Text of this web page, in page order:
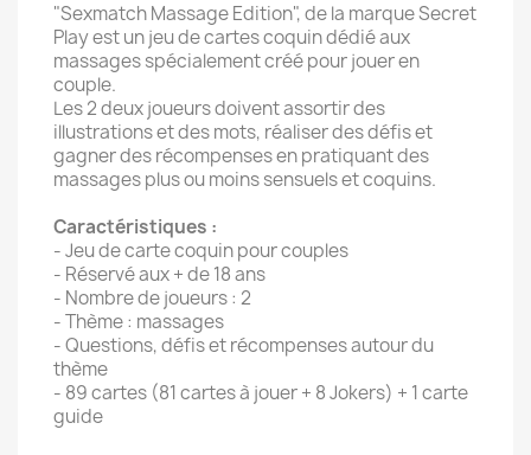
"Sexmatch Massage Edition", de la marque Secret
Play est un jeu de cartes coquin dédié aux
massages spécialement créé pour jouer en
couple.
Les 2 deux joueurs doivent assortir des
illustrations et des mots, réaliser des défis et
gagner des récompenses en pratiquant des
massages plus ou moins sensuels et coquins.
Caractéristiques :
- Jeu de carte coquin pour couples
- Réservé aux + de 18 ans
- Nombre de joueurs : 2
- Thème : massages
- Questions, défis et récompenses autour du
thème
- 89 cartes (81 cartes à jouer + 8 Jokers) + 1 carte
guide